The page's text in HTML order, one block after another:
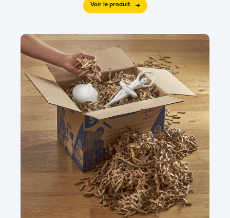
Voir le produit